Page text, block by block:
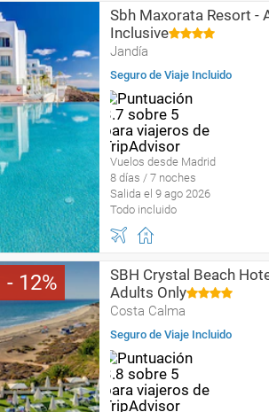
Sbh Maxorata Resort -
Inclusive
Jandía
Seguro de Viaje Incluido
Vuelos desde Madrid
8 días / 7 noches
Salida el 9 ago 2026
Todo incluido
12
SBH Crystal Beach
Adults Only
Costa Calma
Seguro de Viaje Incluido